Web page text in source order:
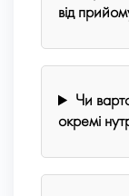
від
Чи
окремі